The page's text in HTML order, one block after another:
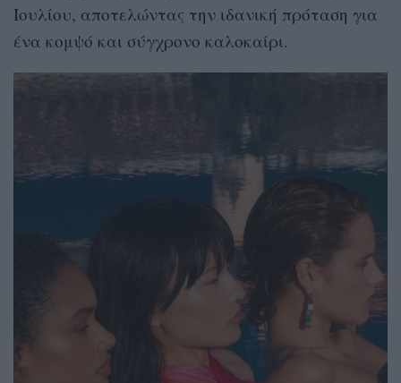
Ιουλίου, αποτελώντας την ιδανική πρόταση για
ένα κομψό και σύγχρονο καλοκαίρι.